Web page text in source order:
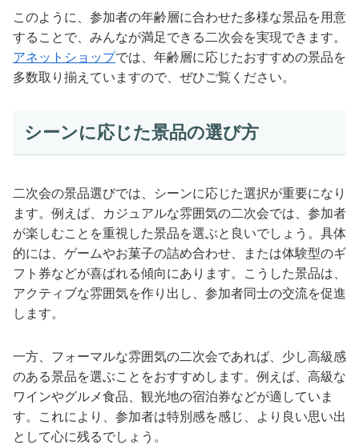
このように、参加者の年齢層に合わせた多様な景品を用意
することで、みんなが満足できる二次会を実現できます。
アネットショップでは、年齢層に応じたおすすめの景品を
多数取り揃えていますので、ぜひご覧ください。
シーンに応じた景品の選び方
二次会の景品選びでは、シーンに応じた選択が重要になり
ます。例えば、カジュアルな雰囲気の二次会では、参加者
が楽しむことを重視した景品を選ぶと良いでしょう。具体
的には、ゲームやお菓子の詰め合わせ、または体験型のギ
フト券などが喜ばれる傾向にあります。こうした景品は、
アクティブな雰囲気を作り出し、参加者同士の交流を促進
します。
一方、フォーマルな雰囲気の二次会であれば、少し高級感
のある景品を選ぶことをおすすめします。例えば、高級な
ワインやグルメ食品、観光地の宿泊券などが適していま
す。これにより、参加者は特別感を感じ、より良い思い出
として心に残るでしょう。